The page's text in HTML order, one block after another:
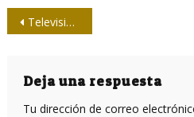
Navegación
entradas
Televisión Serrana, un faro en el lomerío
Deja una respuesta
Tu dirección de correo